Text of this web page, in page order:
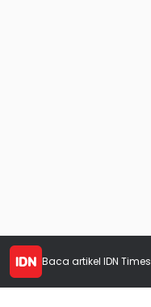
Baca artikel IDN Times